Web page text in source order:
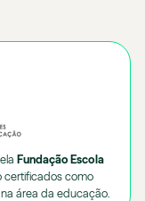
Fundação Escola
certificados como
área da educação.